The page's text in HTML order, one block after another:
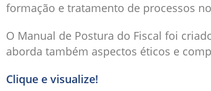
formação e tratamento de processos
O Manual de Postura do Fiscal foi
aborda também aspectos éticos e
Clique e visualize!